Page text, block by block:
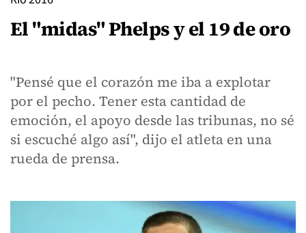
El "midas" Phelps y el 19 de oro
"Pensé que el corazón me iba a explotar
por el pecho. Tener esta cantidad de
emoción, el apoyo desde las tribunas, no sé
si escuché algo así", dijo el atleta en una
rueda de prensa.